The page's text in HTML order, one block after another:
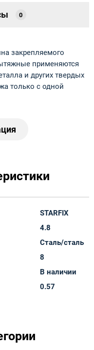
0
закрепляемого
применяются
и других твердых
только с одной
STARFIX
4.8
Сталь/сталь
8
В наличии
0.57